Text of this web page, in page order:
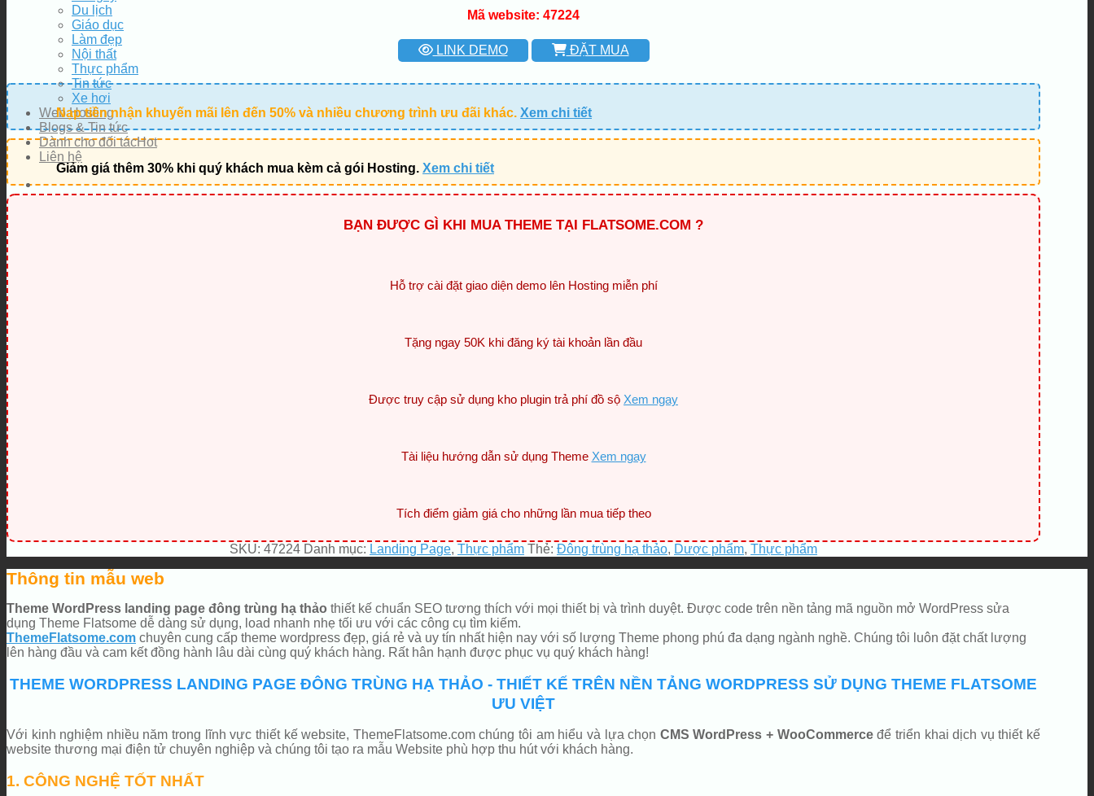
Du lịch
Giáo dục
Làm đẹp
Nội thất
Thực phẩm
Tin tức
Xe hơi
Web Hosting
Blogs & Tin tức
Dành cho đối tác
Liên hệ
Mã website: 47224
LINK DEMO ĐẶT MUA
Nạp tiền nhận khuyến mãi lên đến 50% và nhiều chương trình ưu đãi khác. Xem chi tiết
Giảm giá thêm 30% khi quý khách mua kèm cả gói Hosting. Xem chi tiết
BẠN ĐƯỢC GÌ KHI MUA THEME TẠI FLATSOME.COM ?
Hỗ trợ cài đặt giao diện demo lên Hosting miễn phí
Tặng ngay 50K khi đăng ký tài khoản lần đầu
Được truy cập sử dụng kho plugin trả phí đồ sộ Xem ngay
Tài liệu hướng dẫn sử dụng Theme Xem ngay
Tích điểm giảm giá cho những lần mua tiếp theo
SKU: 47224 Danh mục: Landing Page, Thực phẩm Thẻ: Đông trùng hạ thảo, Dược phẩm, Thực phẩm
Thông tin mẫu web
Theme WordPress landing page đông trùng hạ thảo thiết kế chuẩn SEO tương thích với mọi thiết bị và trình duyệt. Được code trên nền tảng mã nguồn mở WordPress sửa
dụng Theme Flatsome dễ dàng sử dụng, load nhanh nhẹ tối ưu với các công cụ tìm kiếm.
ThemeFlatsome.com chuyên cung cấp theme wordpress đẹp, giá rẻ và uy tín nhất hiện nay với số lượng Theme phong phú đa dạng ngành nghề. Chúng tôi luôn đặt chất lượng
lên hàng đầu và cam kết đồng hành lâu dài cùng quý khách hàng. Rất hân hạnh được phục vụ quý khách hàng!
THEME WORDPRESS LANDING PAGE ĐÔNG TRÙNG HẠ THẢO - THIẾT KẾ TRÊN NỀN TẢNG WORDPRESS SỬ DỤNG THEME FLATSOME
ƯU VIỆT
Với kinh nghiệm nhiều năm trong lĩnh vực thiết kế website, ThemeFlatsome.com chúng tôi am hiểu và lựa chọn CMS WordPress + WooCommerceđể triển khai dịch vụ thiết kế
website thương mại điện tử chuyên nghiệp và chúng tôi tạo ra mẫu Website phù hợp thu hút với khách hàng.
1. CÔNG NGHỆ TỐT NHẤT